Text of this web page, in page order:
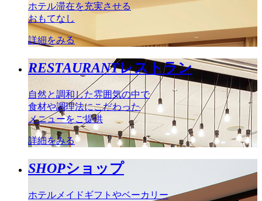
ホテル滞在を充実させる
おもてなし
詳細をみる
RESTAURANTレストラン
自然と調和した雰囲気の中で
食材や調理法にこだわった
メニューをご提供
詳細をみる
SHOPショップ
ホテルメイドギフトやベーカリー